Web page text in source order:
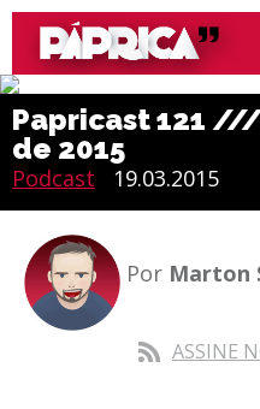
Papricast 121
de 2015
Podcast 19.03.2015
Por Marton
ASSINE